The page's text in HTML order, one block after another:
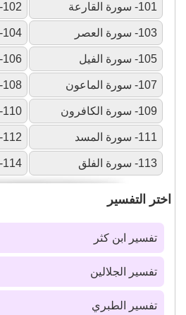
101- سورة القارعة 102- سورة التكاثر
103- سورة العصر 104- سورة الهمزة
105- سورة الفيل 106- سورة قريش
107- سورة الماعون 108- سورة الكوثر
109- سورة الكافرون 110- سورة النصر
111- سورة المسد 112- سورة الإخلاص
113- سورة الفلق 114- سورة الناس
اختر التفسير
تفسير ابن كثر
تفسير الجلالين
تفسير الطبري